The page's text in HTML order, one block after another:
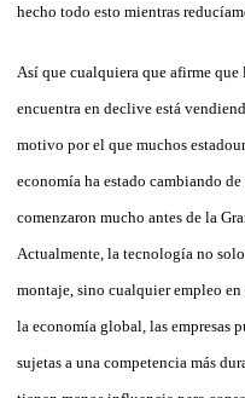
hecho todo esto mientras
Así que cualquiera que afirme
encuentra en declive está
motivo por el que muchos
economía ha estado cambiando
comenzaron mucho antes de la
Actualmente, la tecnología no
montaje, sino cualquier empleo
la economía global, las empresas
sujetas a una competencia más